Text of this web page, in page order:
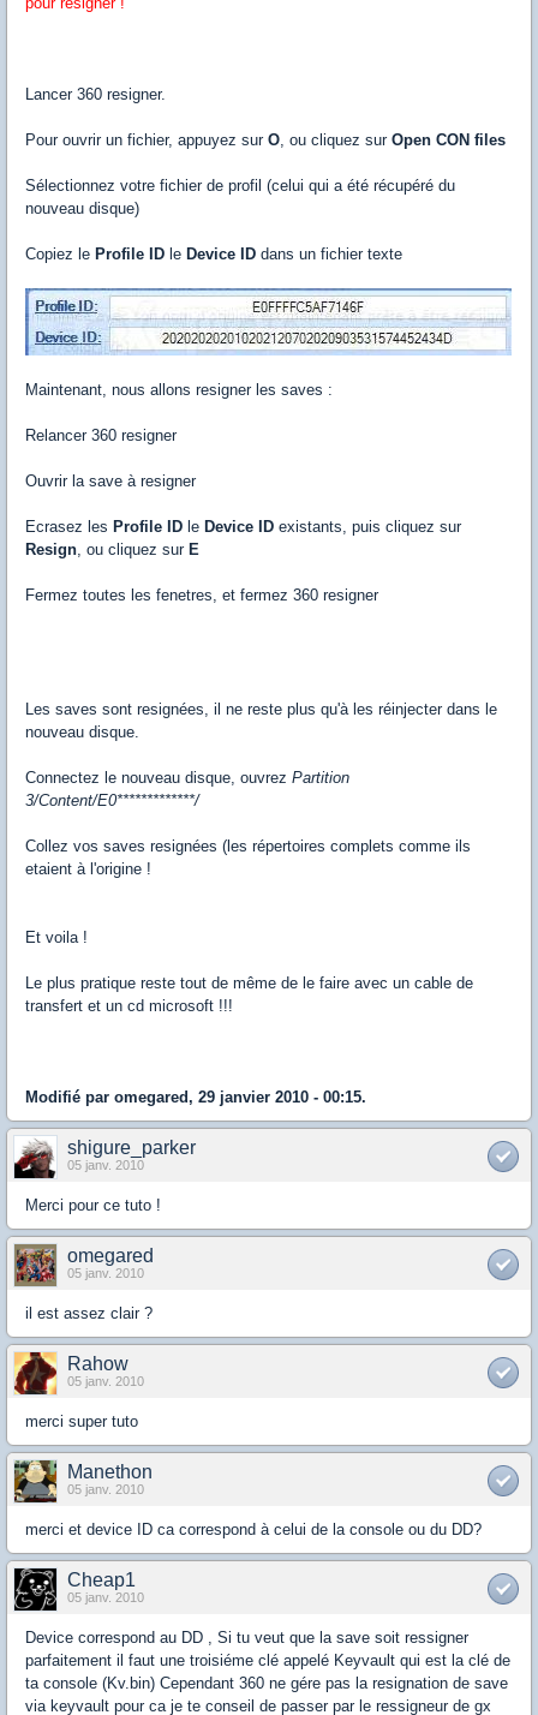
Lancer 360 resigner.
Pour ouvrir un fichier, appuyez sur O , ou cliquez sur Open CON files
Sélectionnez votre fichier de profil (celui qui a été récupéré du
nouveau disque)
Copiez le Profile ID le Device ID dans un fichier texte
Maintenant, nous allons resigner les saves :
Relancer 360 resigner
Ouvrir la save à resigner
Ecrasez les Profile ID le Device ID existants, puis cliquez sur
Resign , ou cliquez sur E
Fermez toutes les fenetres, et fermez 360 resigner
Les saves sont resignées, il ne reste plus qu'à les réinjecter dans le
nouveau disque.
Connectez le nouveau disque, ouvrez Partition
3/Content/E0*************/
Collez vos saves resignées (les répertoires complets comme ils
etaient à l'origine !
Et voila !
Le plus pratique reste tout de même de le faire avec un cable de
transfert et un cd microsoft !!!
Modifié par omegared, 29 janvier 2010 - 00:15.
shigure_parker
05 janv. 2010
Merci pour ce tuto !
omegared
05 janv. 2010
il est assez clair ?
Rahow
05 janv. 2010
merci super tuto
Manethon
05 janv. 2010
merci et device ID ca correspond à celui de la console ou du DD?
Cheap1
05 janv. 2010
Device correspond au DD , Si tu veut que la save soit ressigner
parfaitement il faut une troisiéme clé appelé Keyvault qui est la clé de
ta console (Kv.bin) Cependant 360 ne gére pas la resignation de save
via keyvault pour ca je te conseil de passer par le ressigneur de gx